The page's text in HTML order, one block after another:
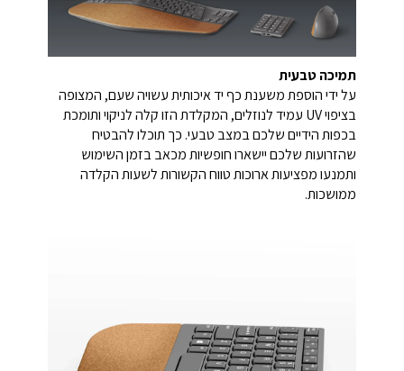
תמיכה טבעית
על ידי הוספת משענת כף יד איכותית עשויה שעם, המצופה
בציפוי UV עמיד לנוזלים, המקלדת הזו קלה לניקוי ותומכת
בכפות הידיים שלכם במצב טבעי. כך תוכלו להבטיח
שהזרועות שלכם יישארו חופשיות מכאב בזמן השימוש
ותמנעו מפציעות ארוכות טווח הקשורות לשעות הקלדה
ממושכות.